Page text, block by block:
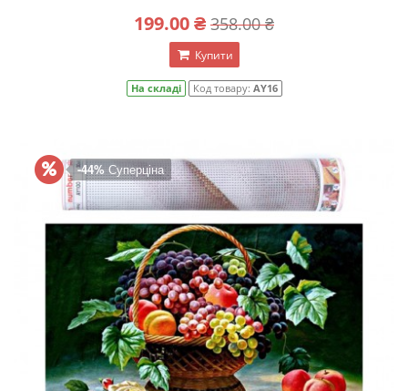
199.00 ₴ 358.00 ₴
Купити
На складі Код товару: AY16
-44% Суперціна